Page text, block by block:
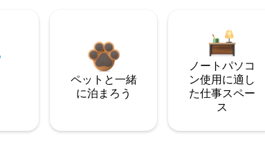
ペットと一緒
に泊まろう
ノートパソコ
ン使用に適し
た仕事スペー
ス